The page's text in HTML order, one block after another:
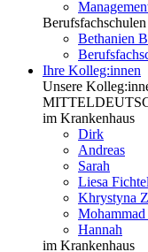
Berufsfachschulen
Bethanien
Ihre Kolleg:innen
Unsere
im Krankenhaus
Dirk
Andreas
Sarah
Liesa
Khrystyna
Hannah
im Krankenhaus